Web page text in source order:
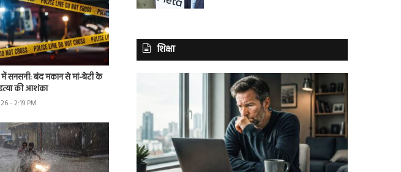
में सनसनी: बंद मकान से मां-बेटी के
की आशंका
- 2:19 PM
शिक्षा